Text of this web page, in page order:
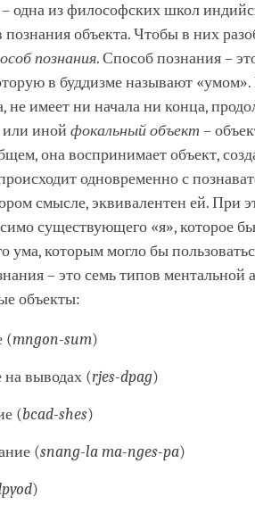
одна из философских школ
объекта. Чтобы в них
познания. Способ познания –
в буддизме называют
не имеет ни начала ни конца,
или иной фокальный объект –
она воспринимает объект,
одновременно с
смысле, эквивалентен ей. При
существующего «я», которое бы
ума, которым могло бы
– это семь типов ментальной
объекты:
(mngon-sum)
на выводах (rjes-dpag)
(bcad-shes)
(snang-lama-nges-pa)
)